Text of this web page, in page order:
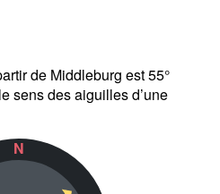
de Middleburg est 55°
sens des aiguilles d’une
N